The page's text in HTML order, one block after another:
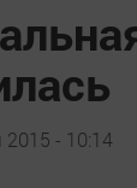
2015 - 10:14